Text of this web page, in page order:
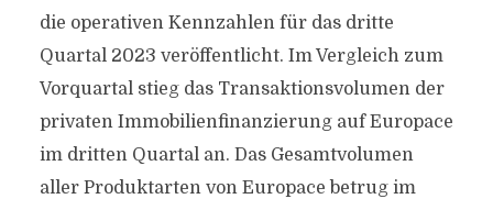
die operativen Kennzahlen für das dritte
Quartal 2023 veröffentlicht. Im Vergleich zum
Vorquartal stieg das Transaktionsvolumen der
privaten Immobilienfinanzierung auf Europace
im dritten Quartal an. Das Gesamtvolumen
aller Produktarten von Europace betrug im